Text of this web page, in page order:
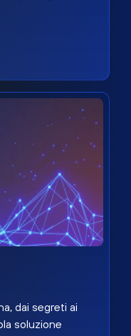
dai segreti ai
soluzione